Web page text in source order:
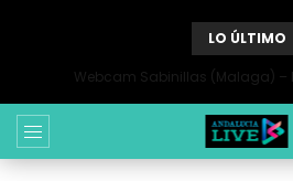
LO ÚLTIMO
Webcam Sabinillas (Malaga) –